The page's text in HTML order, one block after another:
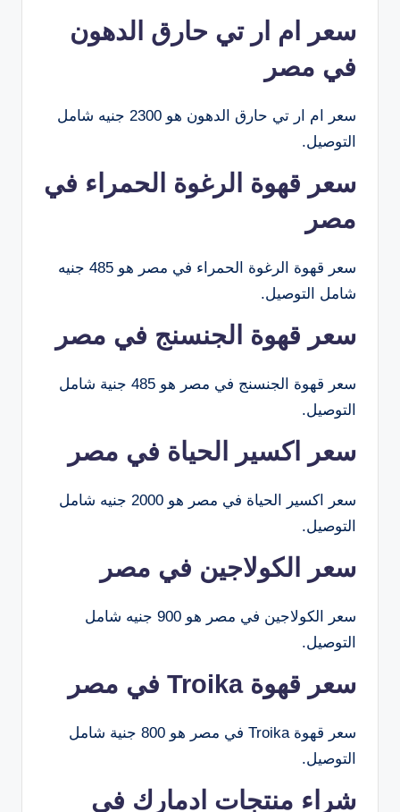
سعر ام ار تي حارق الدهون
في مصر
سعر ام ار تي حارق الدهون هو 2300 جنيه شامل
التوصيل.
سعر قهوة الرغوة الحمراء في
مصر
سعر قهوة الرغوة الحمراء في مصر هو 485 جنيه
شامل التوصيل.
سعر قهوة الجنسنج في مصر
سعر قهوة الجنسنج في مصر هو 485 جنية شامل
التوصيل.
سعر اكسير الحياة في مصر
سعر اكسير الحياة في مصر هو 2000 جنيه شامل
التوصيل.
سعر الكولاجين في مصر
سعر الكولاجين في مصر هو 900 جنيه شامل
التوصيل.
سعر قهوة Troika في مصر
سعر قهوة Troika في مصر هو 800 جنية شامل
التوصيل.
شراء منتجات ادمارك في